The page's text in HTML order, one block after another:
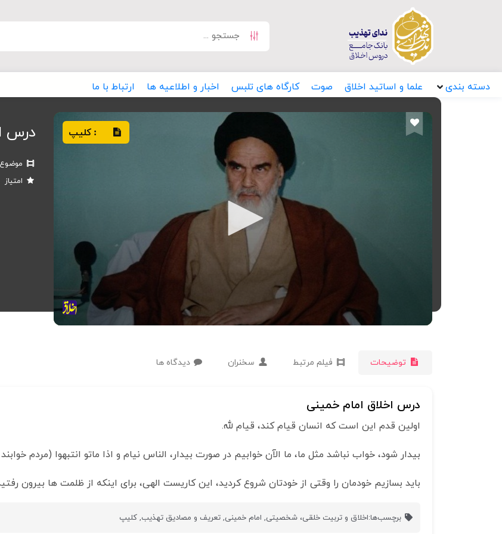
دسته بندی علما و اساتید اخلاق صوت کارگاه های تلبس اخبار و اطلاعیه ها ارتباط با ما
: کلیپ درس
موضوع
امتیاز
توضیحات فیلم مرتبط سخنران دیدگاه ها
درس اخلاق امام خمینی
اولین قدم این است که انسان قیام کند، قیام لله.
بیدار شود، خواب نباشد مثل ما، ما الآن خوابیم در صورت بیدار، الناس نیام و اذا ماتو انتبهوا (مردم
باید بسازیم خودمان را وقتی از خودتان شروع کردید، این کاریست الهی، برای اینکه از ظلمت ها بیرون
برچسب‌ها:اخلاق و تربیت خلقی، شخصیتی, امام خمینی,تعریف و مصادیق تهذیب,کلیپ